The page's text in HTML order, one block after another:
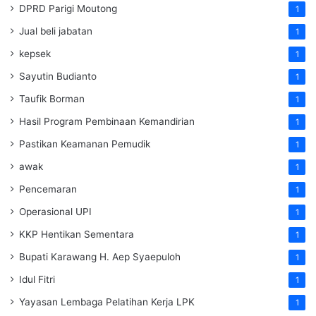
DPRD Parigi Moutong 1
Jual beli jabatan 1
kepsek 1
Sayutin Budianto 1
Taufik Borman 1
Hasil Program Pembinaan Kemandirian 1
Pastikan Keamanan Pemudik 1
awak 1
Pencemaran 1
Operasional UPI 1
KKP Hentikan Sementara 1
Bupati Karawang H. Aep Syaepuloh 1
Idul Fitri 1
Yayasan Lembaga Pelatihan Kerja LPK 1